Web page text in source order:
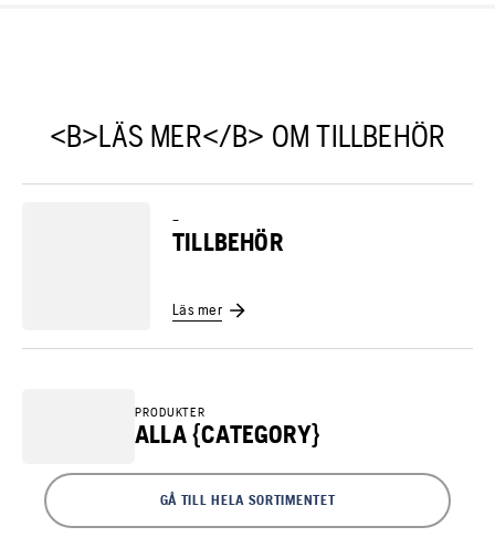
<B>LÄS MER</B> OM TILLBEHÖR
–
TILLBEHÖR
Läs mer
PRODUKTER
ALLA {CATEGORY}
GÅ TILL HELA SORTIMENTET